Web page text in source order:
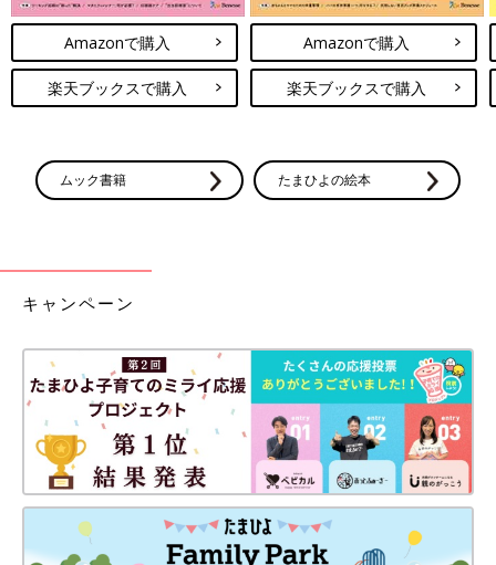
Amazonで購入
楽天ブックスで購入
Amazonで購入
楽天ブックスで購入
ムック書籍 たまひよの絵本
キャンペーン